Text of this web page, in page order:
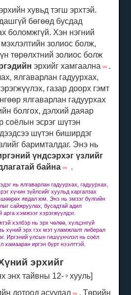
хувьд тэгш эрхтэй.
бөгөөд бусдад
боломжгүй. Хэн нэгний
золиос болж,
төрөлхтний золиос болж
эрхийгхамгаална[35]
.
ялгаварлан гадуурхах,
газар доорх гэмт
​​ялгаварлан гадуурхах
болгох, дэлхий даяар
соёлын эсрэг шүтэн
шүтэн биширдэг
баримталдаг. Энэ нь
үндсэрхэг үзлийг
байна[36] .
нь ялгаварлан гадуурхах, гадуурхах,
хүчин зүйлсийг хуульд харгалзах
явдал юм.Энэ нь эмзэг бүлгийн
сайжруулах, бусадтай адил
арга хэмжээг хэрэгжүүлдэг.
хэлбэр нь эрх чөлөө, хүлцэнгүй
хүний ​​эрх гэх мэт уламжлалт либерал
Иргэний улсын гишүүнчлэл нь соёл
хамааран иргэн бүрт нээлттэй.
эрхийг
энх тайвны 12-р хууль]
дотоод асуудал[38] .Төрийн